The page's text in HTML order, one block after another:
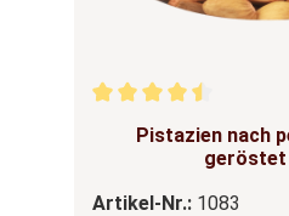
Durchschnittliche
Pistazien nach
geröstet
Artikel-Nr.: 1083